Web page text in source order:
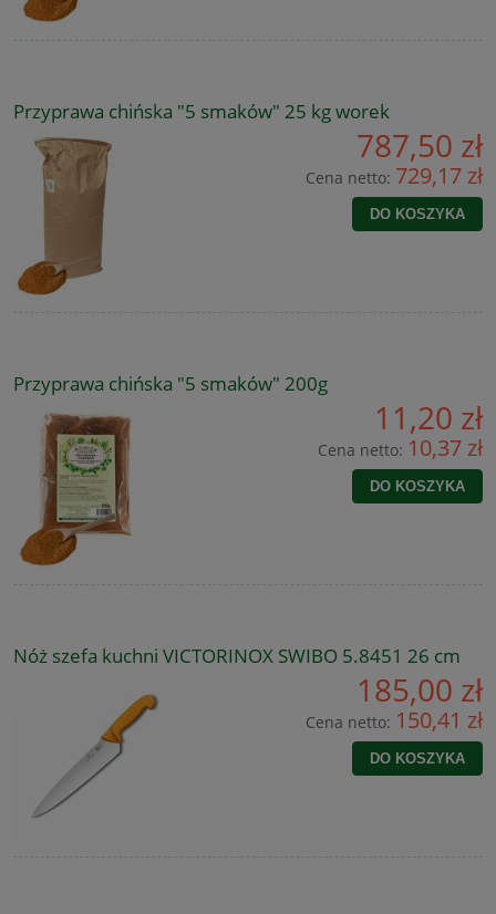
Przyprawa chińska "5 smaków" 25 kg worek
787,50 zł
Cena netto: 729,17 zł
DO KOSZYKA
Przyprawa chińska "5 smaków" 200g
11,20 zł
Cena netto: 10,37 zł
DO KOSZYKA
Nóż szefa kuchni VICTORINOX SWIBO 5.8451 26 cm
185,00 zł
Cena netto: 150,41 zł
DO KOSZYKA